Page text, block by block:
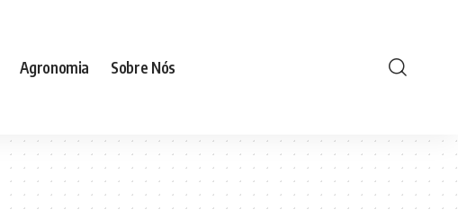
Agronomia Sobre Nós